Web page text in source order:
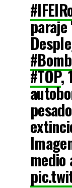
paraje
#TOP,
medio